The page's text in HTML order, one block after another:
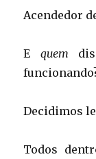
Acendedor
E quem
Decidimos
Todos